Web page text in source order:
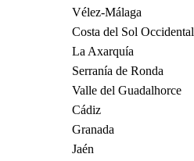
Vélez-Málaga
Costa del Sol Occidental
La Axarquía
Serranía de Ronda
Valle del Guadalhorce
Cádiz
Granada
Jaén